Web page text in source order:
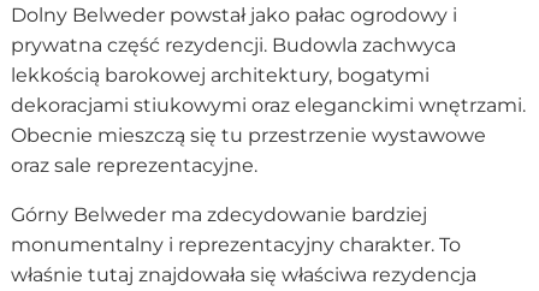
Dolny Belweder powstał jako pałac ogrodowy i
prywatna część rezydencji. Budowla zachwyca
lekkością barokowej architektury, bogatymi
dekoracjami stiukowymi oraz eleganckimi wnętrzami.
Obecnie mieszczą się tu przestrzenie wystawowe
oraz sale reprezentacyjne.
Górny Belweder ma zdecydowanie bardziej
monumentalny i reprezentacyjny charakter. To
właśnie tutaj znajdowała się właściwa rezydencja